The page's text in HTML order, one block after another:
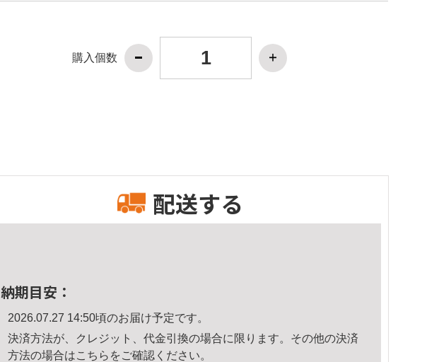
購入個数
配送する
納期目安：
2026.07.27 14:50頃のお届け予定です。
決済方法が、クレジット、代金引換の場合に限ります。その他の決済
方法の場合はこちら をご確認ください。